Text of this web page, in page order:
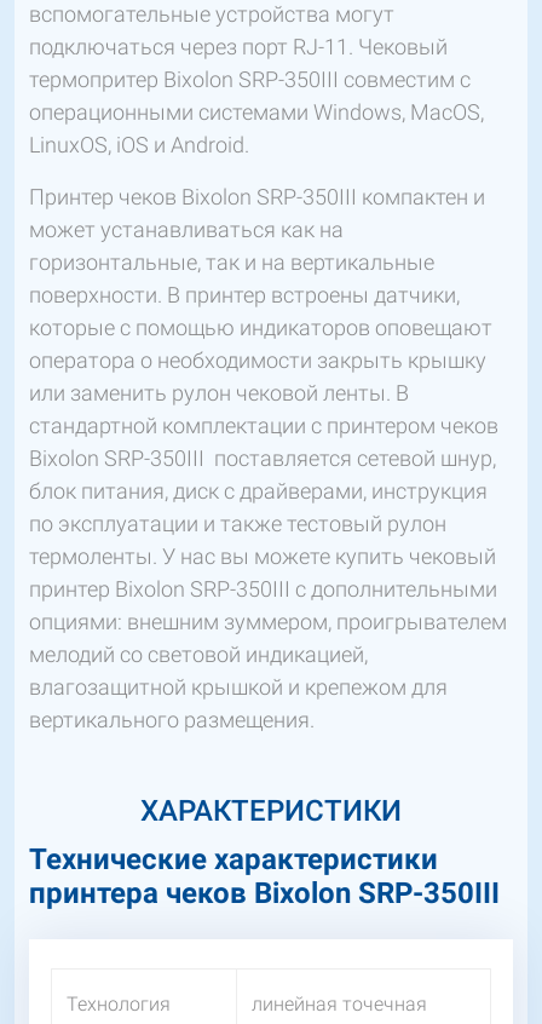
вспомогательные устройства могут
подключаться через порт RJ-11. Чековый
термопритер Bixolon SRP-350III совместим с
операционными системами Windows, MacOS,
LinuxOS, iOS и Android.
Принтер чеков Bixolon SRP-350III компактен и
может устанавливаться как на
горизонтальные, так и на вертикальные
поверхности. В принтер встроены датчики,
которые с помощью индикаторов оповещают
оператора о необходимости закрыть крышку
или заменить рулон чековой ленты. В
стандартной комплектации с принтером чеков
Bixolon SRP-350III поставляется сетевой шнур,
блок питания, диск с драйверами, инструкция
по эксплуатации и также тестовый рулон
термоленты. У нас вы можете купить чековый
принтер Bixolon SRP-350III с дополнительными
опциями: внешним зуммером, проигрывателем
мелодий со световой индикацией,
влагозащитной крышкой и крепежом для
вертикального размещения.
ХАРАКТЕРИСТИКИ
Технические характеристики
принтера чеков Bixolon SRP-350III
Технология
линейная точечная